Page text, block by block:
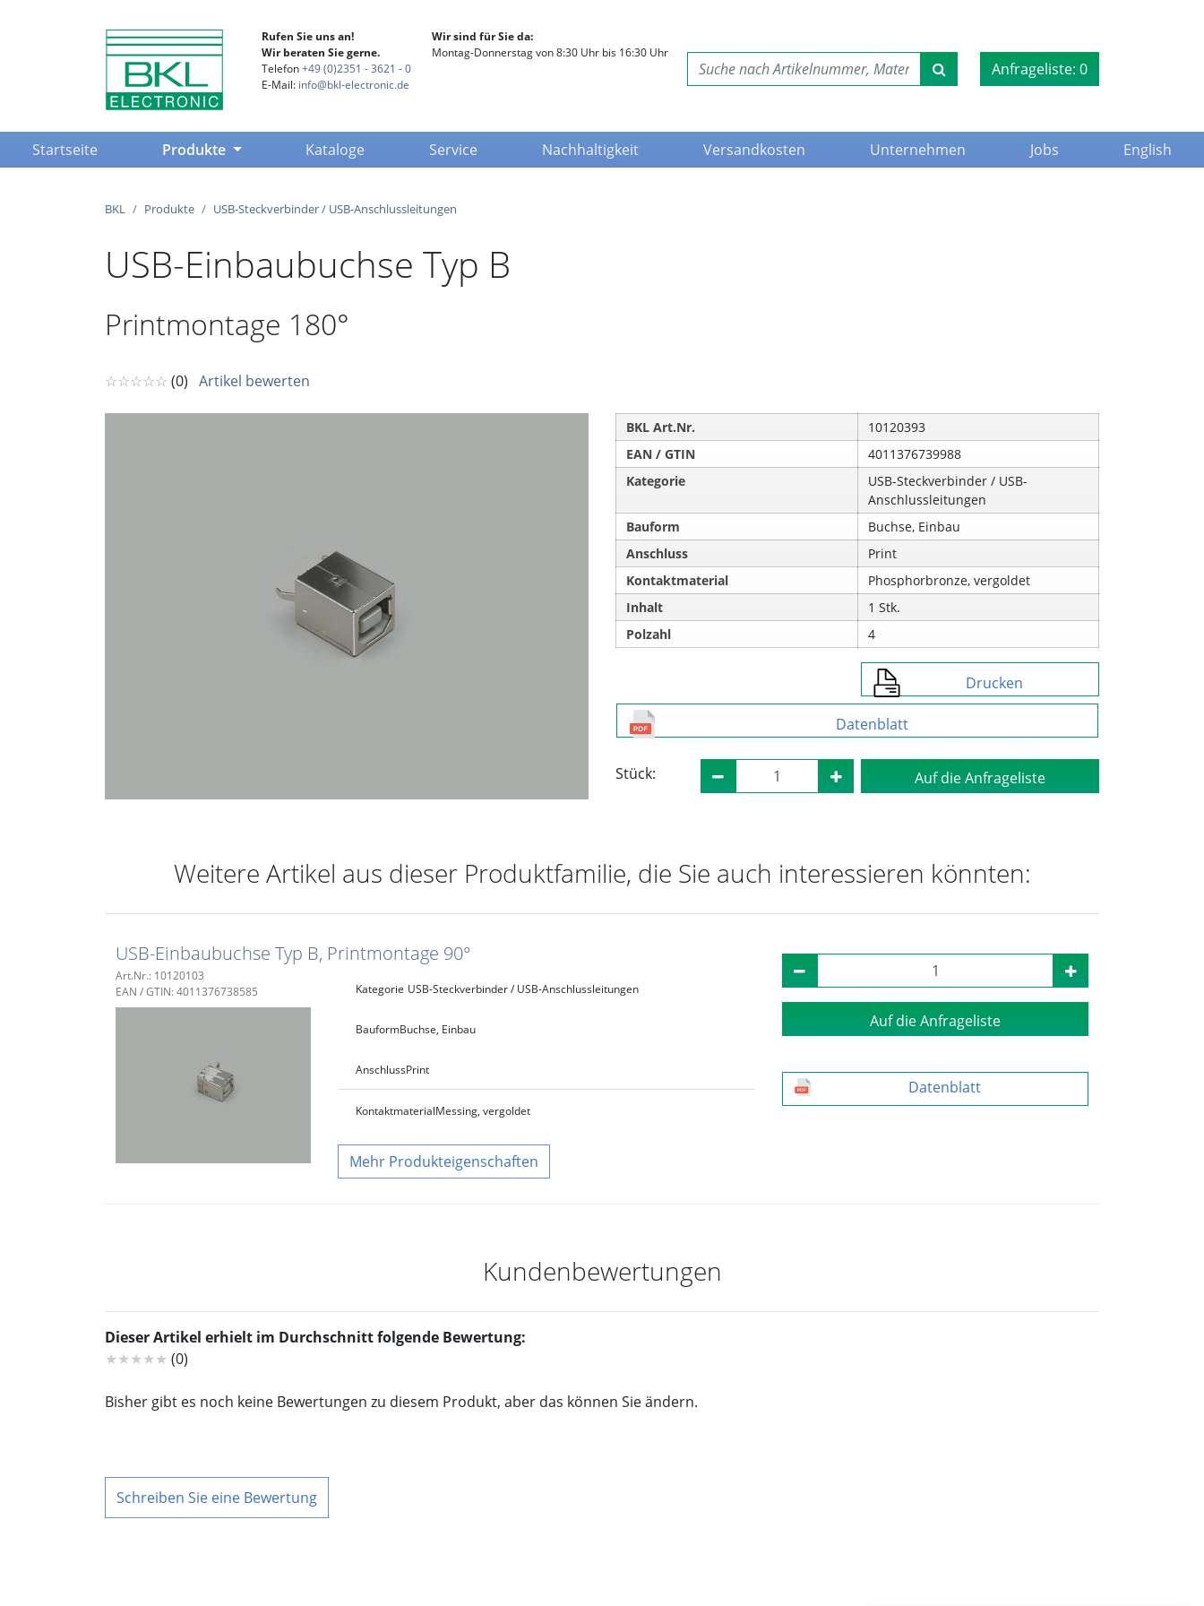
Rufen Sie uns an!
Wir beraten Sie gerne.
Telefon+49 (0)2351 - 3621 - 0
E-Mail: info@bkl-electronic.de
Wir sind für Sie da:
Montag-Donnerstag von 8:30 Uhr bis 16:30 Uhr
Anfrageliste: 0
Startseite(current) Produkte Kataloge Service Nachhaltigkeit Versandkosten Unternehmen Jobs English
BKL Produkte USB-Steckverbinder / USB-Anschlussleitungen
USB-Einbaubuchse Typ B
Printmontage 180°
☆☆☆☆☆ (0) Artikel bewerten
BKL Art.Nr.
10120393
EAN / GTIN
4011376739988
Kategorie
USB-Steckverbinder / USB-
Anschlussleitungen
Bauform
Buchse, Einbau
Anschluss
Print
Kontaktmaterial
Phosphorbronze, vergoldet
Inhalt
1 Stk.
Polzahl
4
Drucken
Datenblatt
Stück: Auf die Anfrageliste
Weitere Artikel aus dieser Produktfamilie, die Sie auch interessieren könnten:
USB-Einbaubuchse Typ B, Printmontage 90°
Art.Nr.: 10120103
EAN / GTIN: 4011376738585
Kategorie USB-Steckverbinder / USB-Anschlussleitungen
BauformBuchse, Einbau
AnschlussPrint
KontaktmaterialMessing, vergoldet
Produkteigenschaften
Auf die Anfrageliste
Datenblatt
Kundenbewertungen
Dieser Artikel erhielt im Durchschnitt folgende Bewertung:
★★★★★ (0)
Bisher gibt es noch keine Bewertungen zu diesem Produkt, aber das können Sie ändern.
Schreiben Sie eine Bewertung